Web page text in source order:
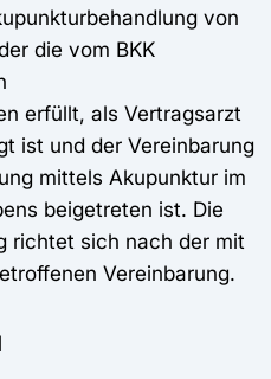
von
die vom BKK
erfüllt, als Vertragsarzt
ist und der Vereinbarung
mittels Akupunktur im
beigetreten ist. Die
richtet sich nach der mit
Vereinbarung.